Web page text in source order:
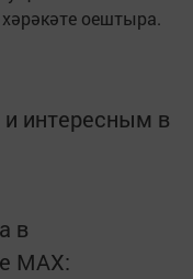
оештыра.
интересным в
в
MАХ: